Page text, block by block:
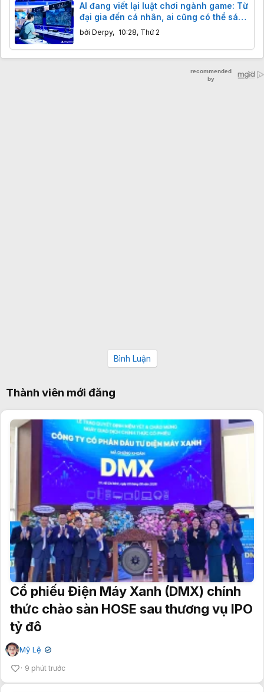
AI đang viết lại luật chơi ngành game: Từ
đại gia đến cá nhân, ai cũng có thể sáng
tạo
bởi Derpy, 10:28, Thứ 2
Bình Luận
Thành viên mới đăng
Cổ phiếu Điện Máy Xanh (DMX) chính
thức chào sàn HOSE sau thương vụ IPO
tỷ đô
Mỹ Lệ ✔
9 phút trước